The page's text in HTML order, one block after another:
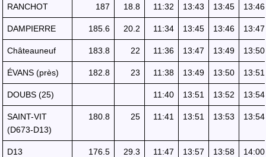
RANCHOT 187 18.8 11:32 13:43 13:45 13:46
DAMPIERRE 185.6 20.2 11:34 13:45 13:46 13:47
Châteauneuf 183.8 22 11:36 13:47 13:49 13:50
ÉVANS (près) 182.8 23 11:38 13:49 13:50 13:51
DOUBS (25) 11:40 13:51 13:52 13:54
SAINT-VIT
(D673-D13)
180.8 25 11:41 13:51 13:53 13:54
D13
176.5 29.3 11:47 13:57 13:58 14:00